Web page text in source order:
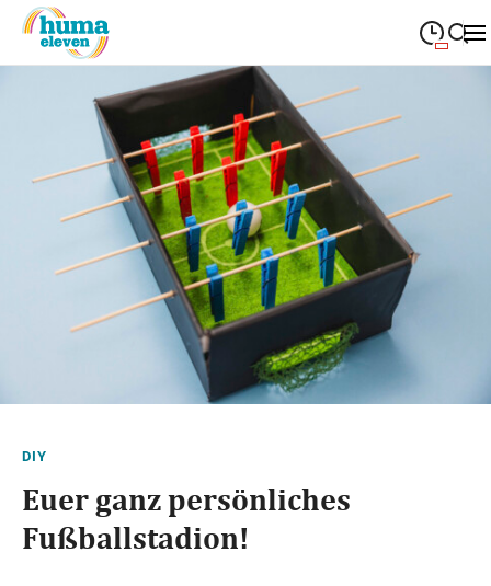
Suche schließen
Montag
Dienstag
DIENSTAG
Mittwoch
MITTWOCH 09:00—19:00
Donnerstag
DONNERSTAG 09:00—
Freitag
FREITAG 09:00
DIY
Euer ganz persönliches
Fußballstadion!